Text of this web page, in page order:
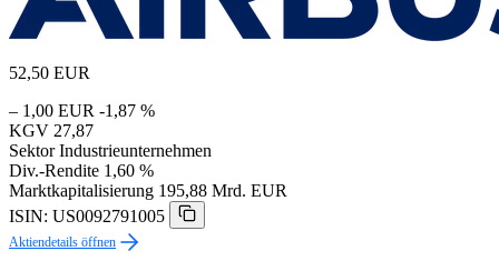
52,50 EUR
– 1,00 EUR -1,87 %
KGV 27,87
Sektor Industrieunternehmen
Div.-Rendite 1,60 %
Marktkapitalisierung 195,88 Mrd. EUR
ISIN: US0092791005
Aktiendetails öffnen